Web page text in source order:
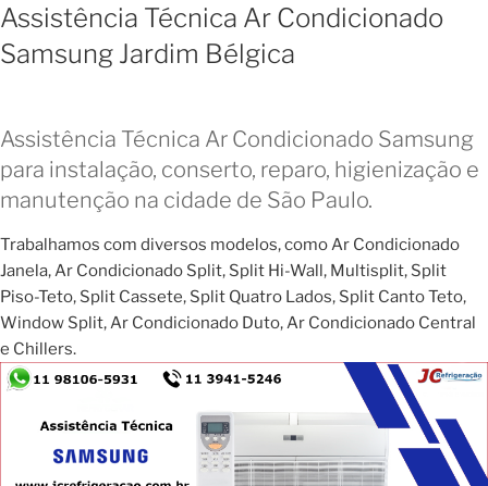
Assistência Técnica Ar Condicionado
Samsung Jardim Bélgica
Assistência Técnica Ar Condicionado Samsung
para instalação, conserto, reparo, higienização e
manutenção na cidade de São Paulo.
Trabalhamos com diversos modelos, como Ar Condicionado
Janela, Ar Condicionado Split, Split Hi-Wall, Multisplit, Split
Piso-Teto, Split Cassete, Split Quatro Lados, Split Canto Teto,
Window Split, Ar Condicionado Duto, Ar Condicionado Central
e Chillers.